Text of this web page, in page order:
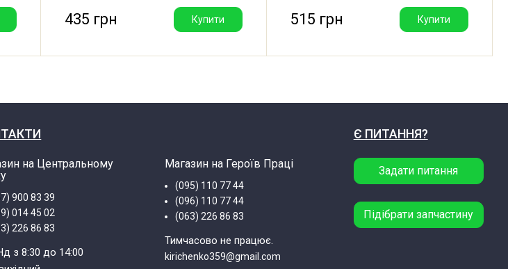
435 грн Купити 515 грн Купити
на Центральному
900 83 39
014 45 02
226 86 83
з 8:30 до 14:00
Магазин на Героїв Праці
(095) 110 77 44
(096) 110 77 44
(063) 226 86 83
Тимчасово не працює.
kirichenko359@gmail.com
Є ПИТАННЯ?
Задати питання
Підібрати запчастину